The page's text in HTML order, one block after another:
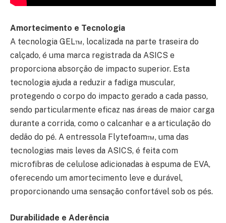
Amortecimento e Tecnologia
A tecnologia GEL™, localizada na parte traseira do
calçado, é uma marca registrada da ASICS e
proporciona absorção de impacto superior. Esta
tecnologia ajuda a reduzir a fadiga muscular,
protegendo o corpo do impacto gerado a cada passo,
sendo particularmente eficaz nas áreas de maior carga
durante a corrida, como o calcanhar e a articulação do
dedão do pé. A entressola Flytefoam™, uma das
tecnologias mais leves da ASICS, é feita com
microfibras de celulose adicionadas à espuma de EVA,
oferecendo um amortecimento leve e durável,
proporcionando uma sensação confortável sob os pés.
Durabilidade e Aderência